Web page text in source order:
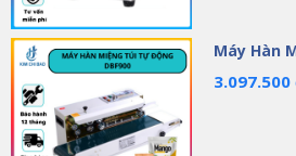
Máy Hàn
3.097.500